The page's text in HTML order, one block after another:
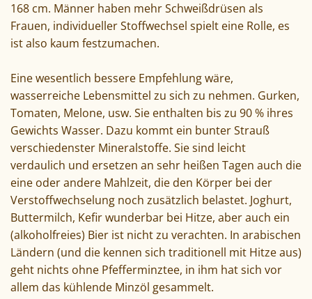
168 cm. Männer haben mehr Schweißdrüsen als
Frauen, individueller Stoffwechsel spielt eine Rolle, es
ist also kaum festzumachen.
Eine wesentlich bessere Empfehlung wäre,
wasserreiche Lebensmittel zu sich zu nehmen. Gurken,
Tomaten, Melone, usw. Sie enthalten bis zu 90 % ihres
Gewichts Wasser. Dazu kommt ein bunter Strauß
verschiedenster Mineralstoffe. Sie sind leicht
verdaulich und ersetzen an sehr heißen Tagen auch die
eine oder andere Mahlzeit, die den Körper bei der
Verstoffwechselung noch zusätzlich belastet. Joghurt,
Buttermilch, Kefir wunderbar bei Hitze, aber auch ein
(alkoholfreies) Bier ist nicht zu verachten. In arabischen
Ländern (und die kennen sich traditionell mit Hitze aus)
geht nichts ohne Pfefferminztee, in ihm hat sich vor
allem das kühlende Minzöl gesammelt.